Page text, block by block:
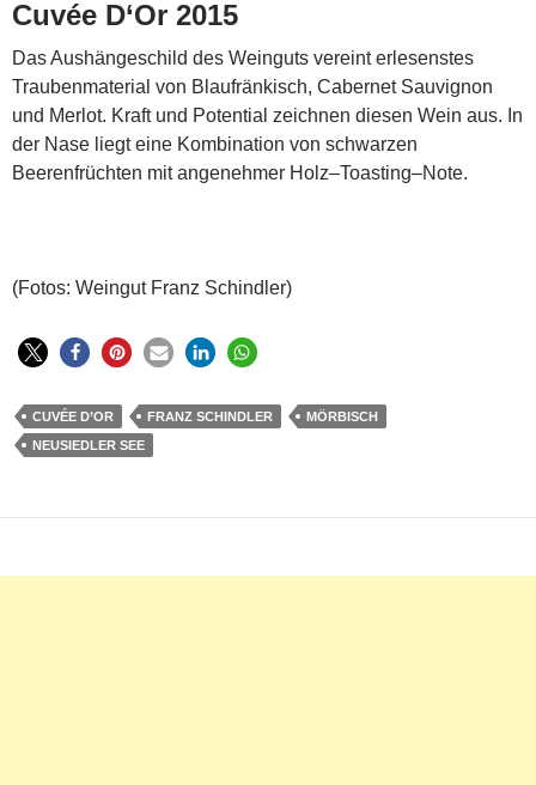
Cuvée D‘Or 2015
Das Aushängeschild des Weinguts vereint erlesenstes
Traubenmaterial von Blaufränkisch, Cabernet Sauvignon
und Merlot. Kraft und Potential zeichnen diesen Wein aus. In
der Nase liegt eine Kombination von schwarzen
Beerenfrüchten mit angenehmer Holz–Toasting–Note.
(Fotos: Weingut Franz Schindler)
CUVÉE D’OR FRANZ SCHINDLER
MÖRBISCH
NEUSIEDLER SEE